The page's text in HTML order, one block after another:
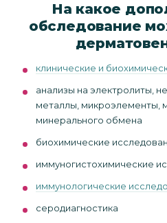
На какое
обследование
клинические и
анализы на электролиты,
металлы, микроэлементы,
минерального обмена
биохимические
иммуногистохимические
иммунологические
серодиагностика